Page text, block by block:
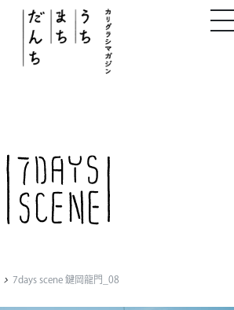
このサイトについて
# うち
# だんち
7days scene 鍵岡龍門_08